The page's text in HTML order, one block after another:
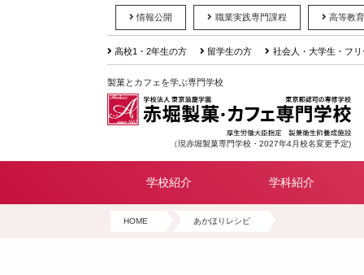
情報公開 職業実践専門課程 高等教
高校1・2年生の方 留学生の方 社会人・大学生・フ
製菓とカフェを学ぶ専門学校
（現赤堀製菓専門学校・2027年4月校名変更予定)
学校紹介 学科紹介
HOME あかほりレシピ